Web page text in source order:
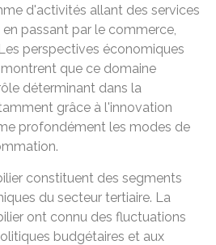
d'activités allant des services
passant par le commerce,
perspectives économiques
que ce domaine
déterminant dans la
grâce à l'innovation
profondément les modes de
constituent des segments
du secteur tertiaire. La
ont connu des fluctuations
budgétaires et aux